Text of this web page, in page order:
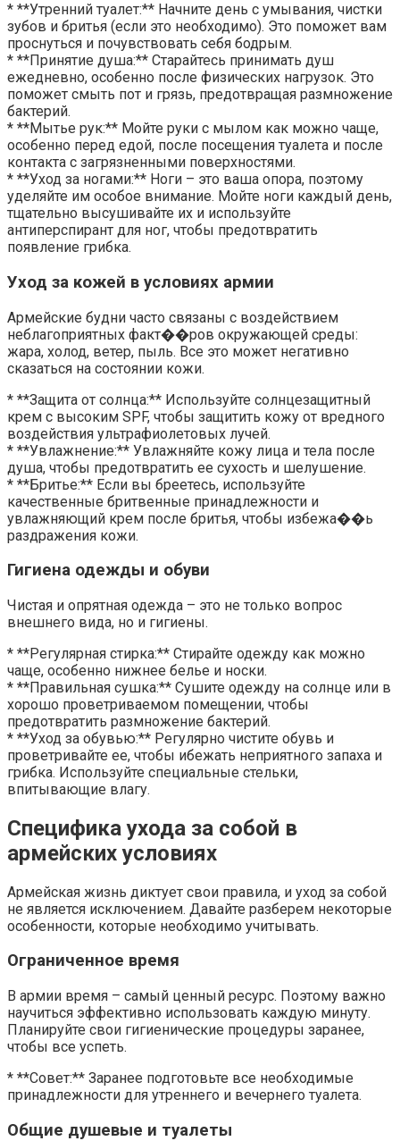
* **Утренний туалет:** Начните день с умывания, чистки
зубов и бритья (если это необходимо). Это поможет вам
проснуться и почувствовать себя бодрым.
* **Принятие душа:** Старайтесь принимать душ
ежедневно, особенно после физических нагрузок. Это
поможет смыть пот и грязь, предотвращая размножение
бактерий.
* **Мытье рук:** Мойте руки с мылом как можно чаще,
особенно перед едой, после посещения туалета и после
контакта с загрязненными поверхностями.
* **Уход за ногами:** Ноги – это ваша опора, поэтому
уделяйте им особое внимание. Мойте ноги каждый день,
тщательно высушивайте их и используйте
антиперспирант для ног, чтобы предотвратить
появление грибка.
Уход за кожей в условиях армии
Армейские будни часто связаны с воздействием
неблагоприятных факт��ров окружающей среды:
жара, холод, ветер, пыль. Все это может негативно
сказаться на состоянии кожи.
* **Защита от солнца:** Используйте солнцезащитный
крем с высоким SPF, чтобы защитить кожу от вредного
воздействия ультрафиолетовых лучей.
* **Увлажнение:** Увлажняйте кожу лица и тела после
душа, чтобы предотвратить ее сухость и шелушение.
* **Бритье:** Если вы бреетесь, используйте
качественные бритвенные принадлежности и
увлажняющий крем после бритья, чтобы избежа��ь
раздражения кожи.
Гигиена одежды и обуви
Чистая и опрятная одежда – это не только вопрос
внешнего вида, но и гигиены.
* **Регулярная стирка:** Стирайте одежду как можно
чаще, особенно нижнее белье и носки.
* **Правильная сушка:** Сушите одежду на солнце или в
хорошо проветриваемом помещении, чтобы
предотвратить размножение бактерий.
* **Уход за обувью:** Регулярно чистите обувь и
проветривайте ее, чтобы ибежать неприятного запаха и
грибка. Используйте специальные стельки,
впитывающие влагу.
Специфика ухода за собой в
армейских условиях
Армейская жизнь диктует свои правила, и уход за собой
не является исключением. Давайте разберем некоторые
особенности, которые необходимо учитывать.
Ограниченное время
В армии время – самый ценный ресурс. Поэтому важно
научиться эффективно использовать каждую минуту.
Планируйте свои гигиенические процедуры заранее,
чтобы все успеть.
* **Совет:** Заранее подготовьте все необходимые
принадлежности для утреннего и вечернего туалета.
Общие душевые и туалеты